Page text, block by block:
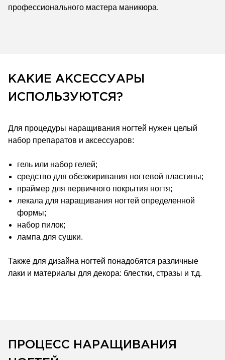
профессионального мастера маникюра.
КАКИЕ АКСЕССУАРЫ
ИСПОЛЬЗУЮТСЯ?
Для процедуры наращивания ногтей нужен целый
набор препаратов и аксессуаров:
гель или набор гелей;
средство для обезжиривания ногтевой пластины;
праймер для первичного покрытия ногтя;
лекала для наращивания ногтей определенной
формы;
набор пилок;
лампа для сушки.
Также для дизайна ногтей понадобятся различные
лаки и материалы для декора: блестки, стразы и т.д.
ПРОЦЕСС НАРАЩИВАНИЯ